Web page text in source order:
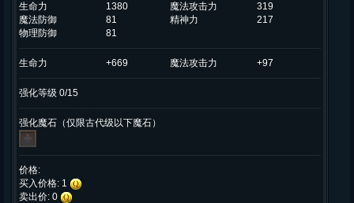
生命力 1380 魔法攻击力
319
魔法防御
81 精神力
217
物理防御
81
生命力 +669 魔法攻击力 +97
强化等级 0/15
强化魔石（仅限古代级以下魔石）
价格:
买入价格: 1
卖出价: 0